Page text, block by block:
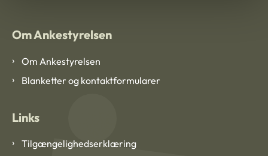
Om Ankestyrelsen
Om Ankestyrelsen
Blanketter og kontaktformularer
Links
Tilgængelighedserklæring